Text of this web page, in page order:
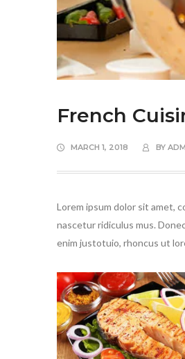
French
MARCH 1, 2018 BY
Lorem ipsum dolor sit amet,
nascetur ridiculus mus.
enim justotuio, rhoncus ut